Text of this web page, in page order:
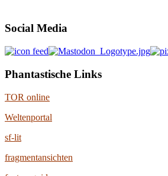
Social Media
Phantastische Links
TOR online
Weltenportal
sf-lit
fragmentansichten